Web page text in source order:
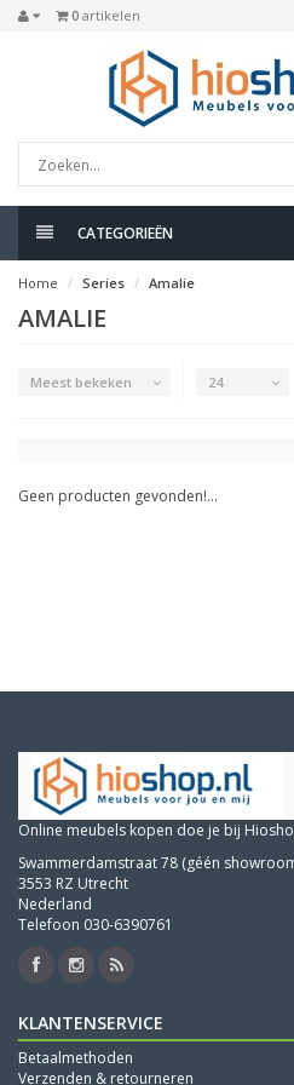
0 artikelen
CATEGORIEËN
Home Series Amalie
AMALIE
Meest bekeken 24
Geen producten gevonden!...
Online meubels kopen doe je bij
Swammerdamstraat 78 (géén
3553 RZ Utrecht
Nederland
Telefoon 030-6390761
KLANTENSERVICE
Betaalmethoden
Verzenden & retourneren